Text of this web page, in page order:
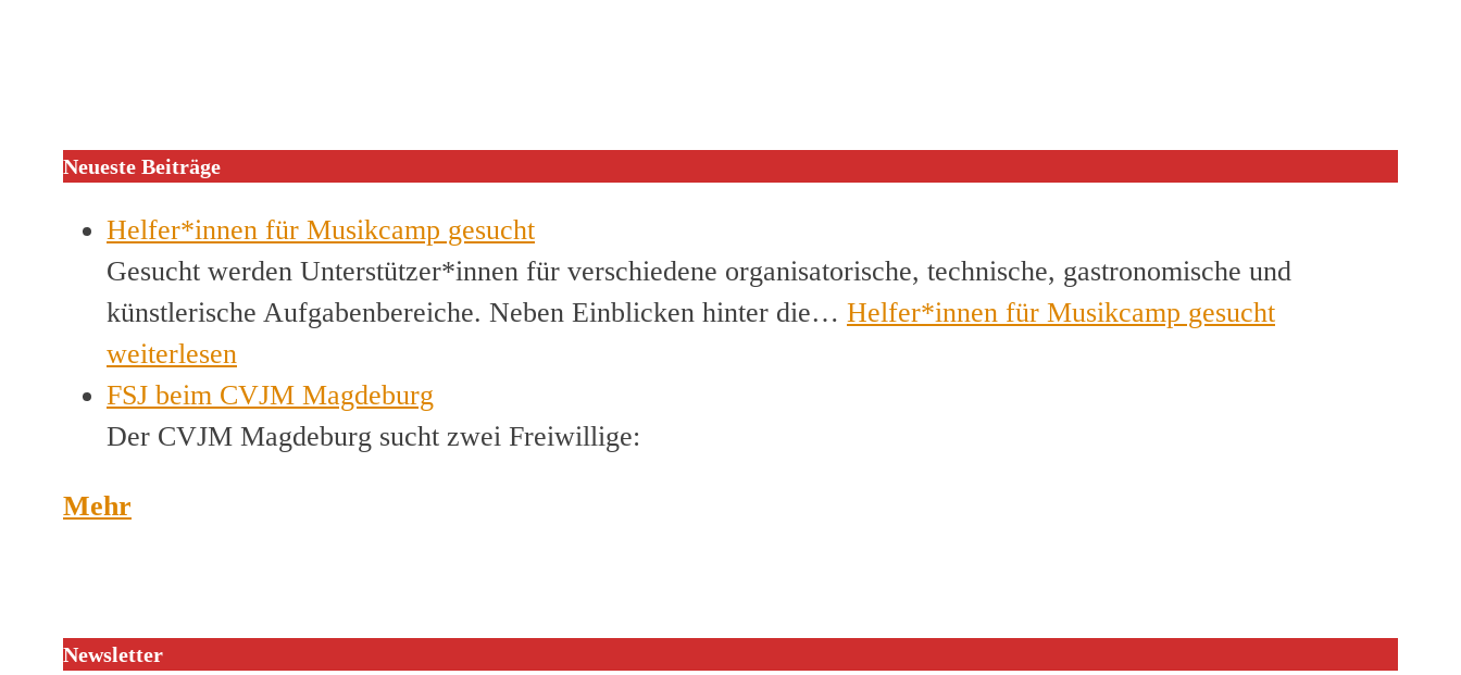
Neueste Beiträge
Helfer*innen für Musikcamp gesucht
Gesucht werden Unterstützer*innen für verschiedene organisatorische, technische, gastronomische und
künstlerische Aufgabenbereiche. Neben Einblicken hinter die… Helfer*innen für Musikcamp gesucht
weiterlesen
FSJ beim CVJM Magdeburg
Der CVJM Magdeburg sucht zwei Freiwillige:
Mehr
Newsletter